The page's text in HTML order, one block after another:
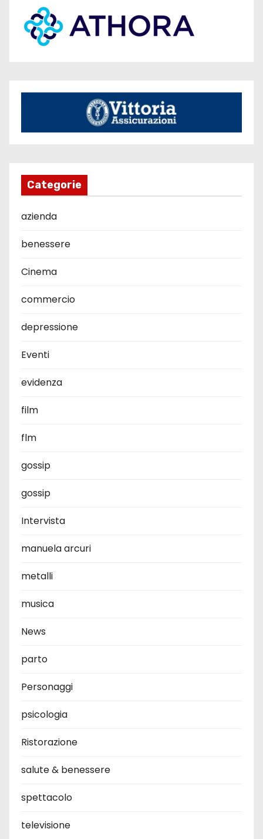
Categorie
azienda
benessere
Cinema
commercio
depressione
Eventi
evidenza
film
flm
gossip
gossip
Intervista
manuela arcuri
metalli
musica
News
parto
Personaggi
psicologia
Ristorazione
salute & benessere
spettacolo
televisione